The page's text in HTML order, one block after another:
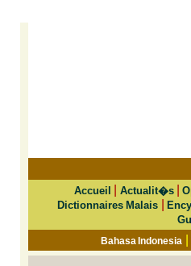
Accueil Actualit�s|
Dictionnaires Malais |
Bahasa Indonesia |